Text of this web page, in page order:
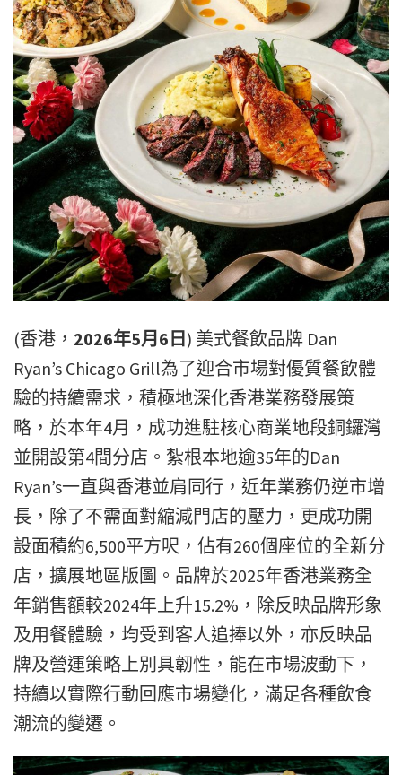
(香港， 2026年5月6日 ) 美式餐飲品牌 Dan
Ryan’s Chicago Grill為了迎合市場對優質餐飲體
驗的持續需求，積極地深化香港業務發展策
略，於本年4月，成功進駐核心商業地段銅鑼灣
並開設第4間分店。紮根本地逾35年的Dan
Ryan’s一直與香港並肩同行，近年業務仍逆市增
長，除了不需面對縮減門店的壓力，更成功開
設面積約6,500平方呎，佔有260個座位的全新分
店，擴展地區版圖。品牌於2025年香港業務全
年銷售額較2024年上升15.2%，除反映品牌形象
及用餐體驗，均受到客人追捧以外，亦反映品
牌及營運策略上別具韌性，能在市場波動下，
持續以實際行動回應市場變化，滿足各種飲食
潮流的變遷。